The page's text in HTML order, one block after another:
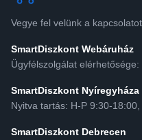
Vegye fel velünk a
SmartDiszkont Webáruház
Ügyfélszolgálat
SmartDiszkont Nyíregyháza
Nyitva tartás: H-P 9:30-
SmartDiszkont Debrecen